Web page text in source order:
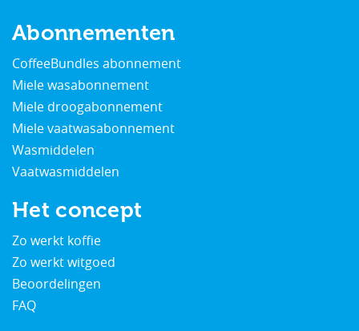
Abonnementen
CoffeeBundles abonnement
Miele wasabonnement
Miele droogabonnement
Miele vaatwasabonnement
Wasmiddelen
Vaatwasmiddelen
Het concept
Zo werkt koffie
Zo werkt witgoed
Beoordelingen
FAQ